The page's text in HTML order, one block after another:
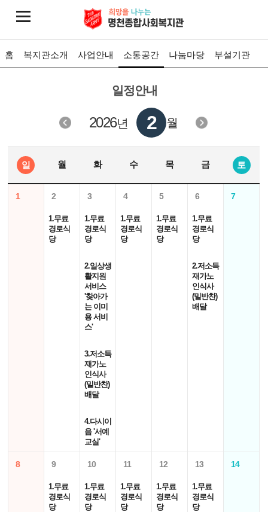
홈 복지관소개 사업안내 소통공간 나눔마당 부설기관
일정안내
2026년 2 월
일 월 화 수 목 금 토
1 2
1.무료
경로식
당
3
1.무료
경로식
당
2.일상생
활지원
서비스
'찾아가
는 이미
용 서비
스'
3.저소득
재가노
인식사
(밑반찬)
배달
4.다시이
음 '서예
교실'
4
1.무료
경로식
당
5
1.무료
경로식
당
6
1.무료
경로식
당
2.저소득
재가노
인식사
(밑반찬)
배달
7
8 9
1.무료
경로식
당
10
1.무료
경로식
당
11
1.무료
경로식
당
12
1.무료
경로식
당
13
1.무료
경로식
당
14